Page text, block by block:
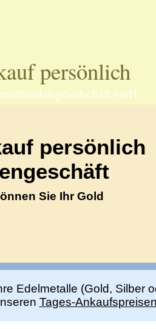
persönlich
mbH
persönlich
Sie Ihr Gold
Edelmetalle (Gold, Silber
Tages-